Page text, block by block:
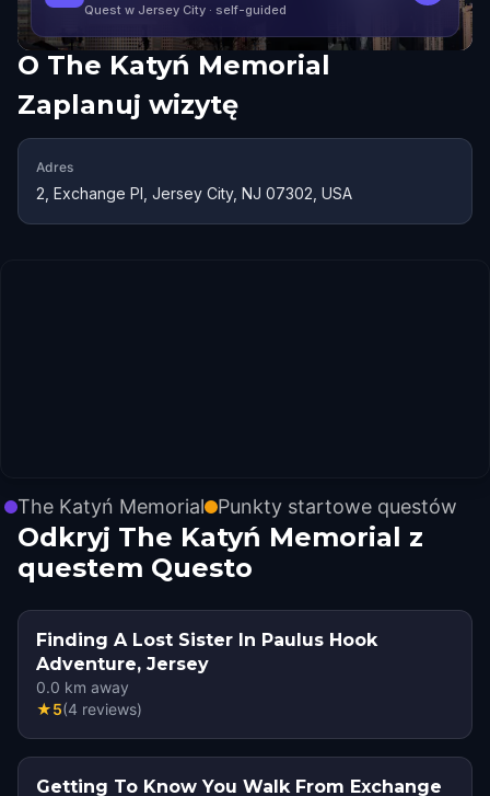
Quest w Jersey City · self-guided
O The Katyń Memorial
Zaplanuj wizytę
Adres
2, Exchange Pl, Jersey City, NJ 07302, USA
The Katyń Memorial Punkty startowe questów
Odkryj The Katyń Memorial z
questem Questo
Finding A Lost Sister In Paulus Hook
Adventure, Jersey
0.0 km away
★5(4 reviews)
Getting To Know You Walk From Exchange